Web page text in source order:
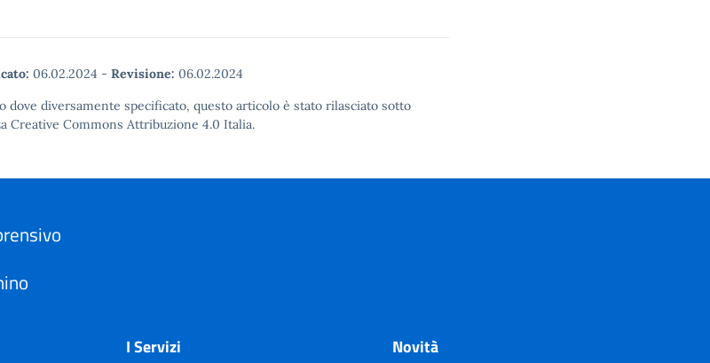
06.02.2024 - Revisione: 06.02.2024
dove diversamente specificato, questo articolo è stato rilasciato sotto
Creative Commons Attribuzione 4.0 Italia.
I Servizi Novità